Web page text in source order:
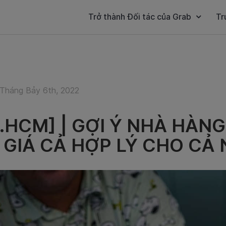
Trở thành Đối tác của Grab
Bảy 6th, 2022
| GỢI Ý NHÀ
CẢ HỢP LÝ CHO CẢ